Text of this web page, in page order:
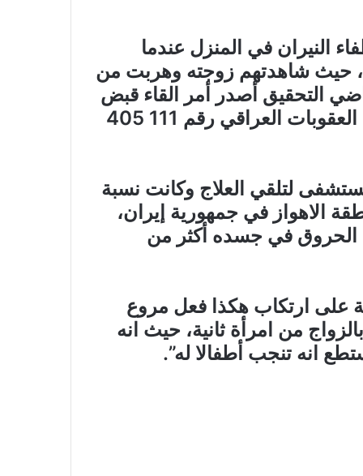
النيران في المنزل عندما
حيث شاهدتهم زوجته وهربت من
التحقيق أصدر أمر القاء قبض
بحق الزوجة وفق أحكام المادة 405‪ من قانون العقوبات العراقي رقم 111
لتلقي العلاج وكانت نسبة
الاهواز في جمهورية إيران،
الحروق في جسده أكثر من
على ارتكاب هكذا فعل مروع
من امرأة ثانية، حيث انه